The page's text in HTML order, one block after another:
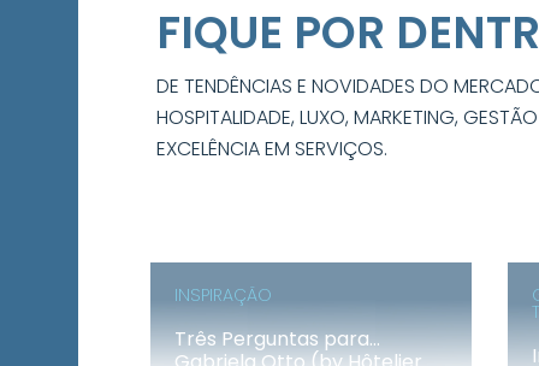
FIQUE POR
DE TENDÊNCIAS E NOVIDADES DO
HOSPITALIDADE, LUXO, MARKETING,
EXCELÊNCIA EM SERVIÇOS.
INSPIRAÇÃO
Três Perguntas para…